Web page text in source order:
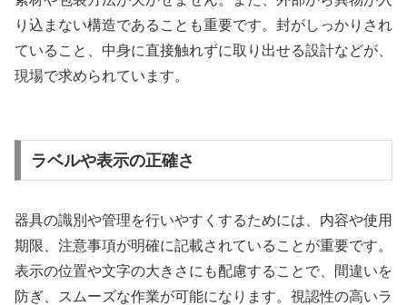
り込まない構造であることも重要です。封がしっかりされ
ていること、中身に直接触れずに取り出せる設計などが、
現場で求められています。
ラベルや表示の正確さ
器具の識別や管理を行いやすくするためには、内容や使用
期限、注意事項が明確に記載されていることが重要です。
表示の位置や文字の大きさにも配慮することで、間違いを
防ぎ、スムーズな作業が可能になります。視認性の高いラ